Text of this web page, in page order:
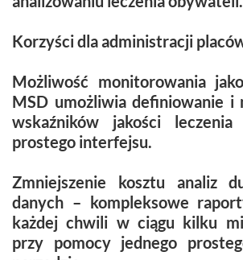
Korzyści dla administracji
Możliwość monitorowania
MSD umożliwia definiowanie i
wskaźników jakości
prostego interfejsu.
Zmniejszenie kosztu analiz
danych – kompleksowe
każdej chwili w ciągu kilku
przy pomocy jednego